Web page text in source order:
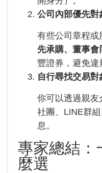
公司內部優先對
有些公司章程或
先承購、董事會
豐證券，避免違
自行尋找交易對
你可以透過親友
社團、LINE群
息。
專家總結：
麼選